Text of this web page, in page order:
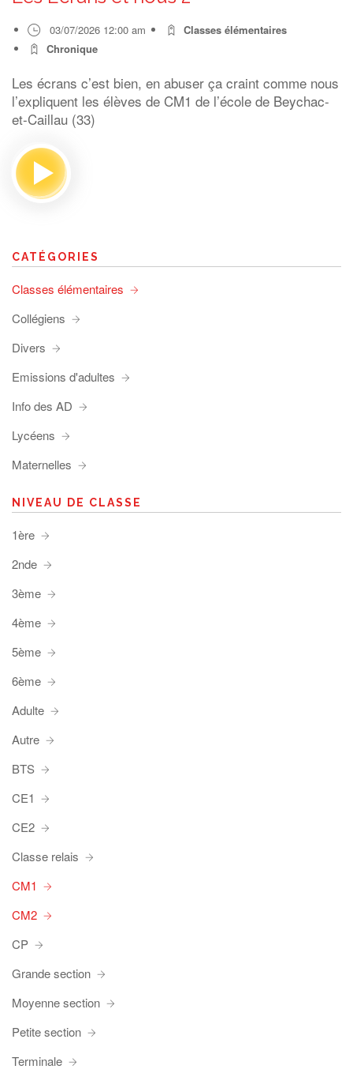
03/07/2026 12:00 am
Classes élémentaires
Chronique
Les écrans c’est bien, en abuser ça craint comme nous
l’expliquent les élèves de CM1 de l’école de Beychac-
et-Caillau (33)
CATÉGORIES
Classes élémentaires
Collégiens
Divers
Emissions d'adultes
Info des AD
Lycéens
Maternelles
NIVEAU DE CLASSE
1ère
2nde
3ème
4ème
5ème
6ème
Adulte
Autre
BTS
CE1
CE2
Classe relais
CM1
CM2
CP
Grande section
Moyenne section
Petite section
Terminale